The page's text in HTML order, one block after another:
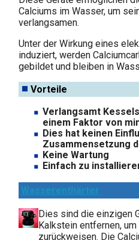
Calciums im Wasser, um
verlangsamen.
Unter der Wirkung eines
induziert, werden
gebildet und bleiben in
Vorteile
Verlangsamt
einem Faktor von
Dies hat keinen
Zusammensetzung
Keine Wartung
Einfach zu
Wasserenthärter
Dies sind die einzigen
Kalkstein entfernen,
zurückweisen. Die